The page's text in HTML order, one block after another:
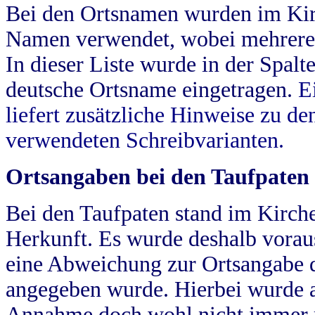
Bei den Ortsnamen wurden im
Namen verwendet, wobei
In dieser Liste wurde in der
deutsche Ortsname eingetragen.
liefert zusätzliche Hinweise zu
verwendeten Schreibvarianten.
Ortsangaben bei den Taufpaten
Bei den Taufpaten stand im
Herkunft. Es wurde deshalb
eine Abweichung zur
angegeben wurde. Hierbei wurde